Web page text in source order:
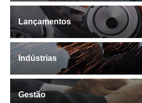
Lançamentos
Indústrias
Gestão